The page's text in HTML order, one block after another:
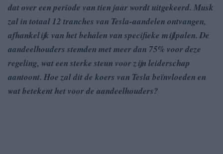
dat over een periode van tien jaar wordt uitgekeerd. Musk
zal in totaal 12 tranches van Tesla-aandelen ontvangen,
afhankelijk van het behalen van specifieke mijlpalen. De
aandeelhouders stemden met meer dan 75% voor deze
regeling, wat een sterke steun voor zijn leiderschap
aantoont. Hoe zal dit de koers van Tesla beïnvloeden en
wat betekent het voor de aandeelhouders?